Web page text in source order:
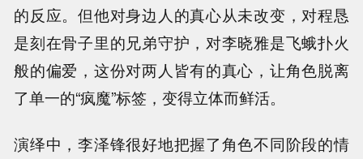
的反应。但他对身边人的真心从未改变，对程恳
是刻在骨子里的兄弟守护，对李晓雅是飞蛾扑火
般的偏爱，这份对两人皆有的真心，让角色脱离
了单一的“疯魔”标签，变得立体而鲜活。
演绎中，李泽锋很好地把握了角色不同阶段的情